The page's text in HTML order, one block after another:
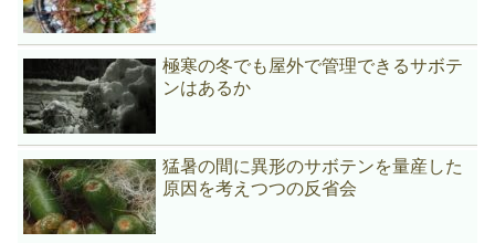
極寒の冬でも屋外で管理できるサボテ
ンはあるか
猛暑の間に異形のサボテンを量産した
原因を考えつつの反省会